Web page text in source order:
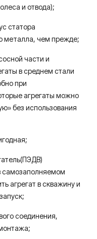
и отвода);
статора
металла, чем прежде;
части и
в среднем стали
при
агрегаты можно
без использования
самозаполняемом
агрегат в скважину и
соединения,